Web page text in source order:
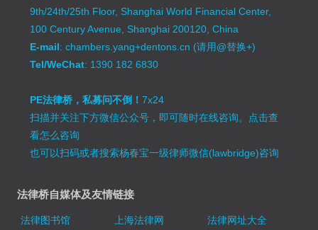
9th/24th/25th Floor, Shanghai World Financial Center,
100 Century Avenue, Shanghai 200120, China
E-mail: chambers.yang+dentons.cn (请用@替换+)
Tel/WeChat: 1390 182 6830
PE法律桥，私募问不倒！7x24
扫描并关注下方微信公众号，即可随时在线咨询。 点击查
看怎么咨询
也可以扫码或者搜索杨春宝一级律师微信(lawbridge)咨询
法律桥自媒体及友情链接
法律图书馆 上海法律网
法律网址大全